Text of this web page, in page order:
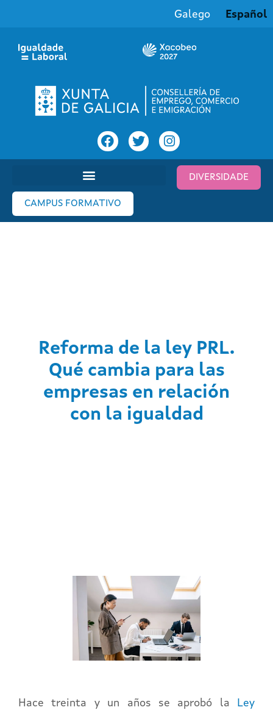
Galego Español
DIVERSIDADE
CAMPUS FORMATIVO
Reforma de la ley PRL.
Qué cambia para las
empresas en relación
con la igualdad
Hace treinta y un años se aprobó la
Ley